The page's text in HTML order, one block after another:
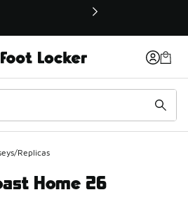
fenêtre
Replicas
Home 26